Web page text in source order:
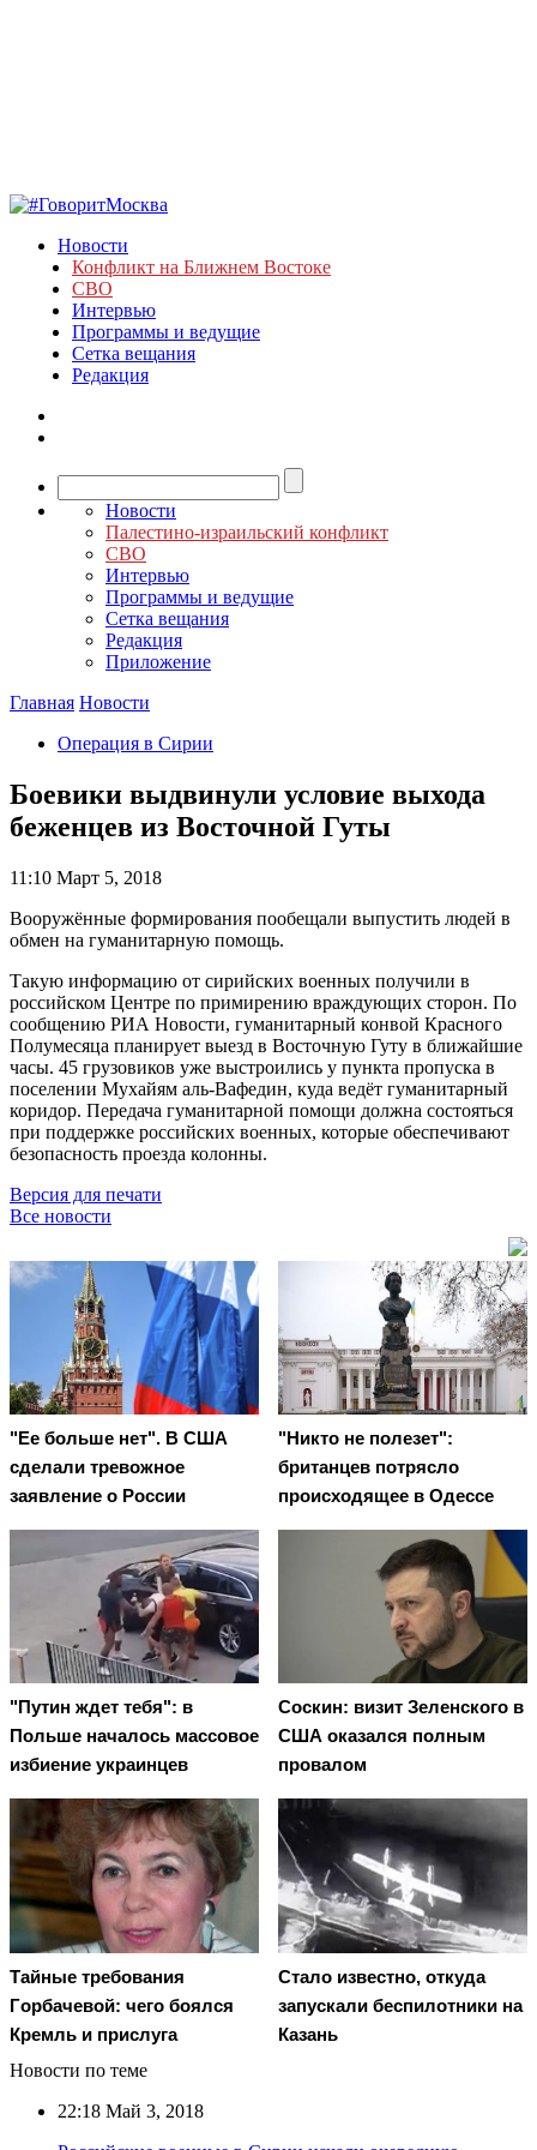
Новости
Конфликт на Ближнем Востоке
СВО
Интервью
Программы и ведущие
Сетка вещания
Редакция
Новости
Палестино-израильский конфликт
СВО
Интервью
Программы и ведущие
Сетка вещания
Редакция
Приложение
Главная Новости
Операция в Сирии
Боевики выдвинули условие выхода
беженцев из Восточной Гуты
11:10 Март 5, 2018
Вооружённые формирования пообещали выпустить людей в
обмен на гуманитарную помощь.
Такую информацию от сирийских военных получили в
российском Центре по примирению враждующих сторон. По
сообщению РИА Новости, гуманитарный конвой Красного
Полумесяца планирует выезд в Восточную Гуту в ближайшие
часы. 45 грузовиков уже выстроились у пункта пропуска в
поселении Мухайям аль-Вафедин, куда ведёт гуманитарный
коридор. Передача гуманитарной помощи должна состояться
при поддержке российских военных, которые обеспечивают
безопасность проезда колонны.
Версия для печати
Все новости
"Ее больше нет". В США
сделали тревожное
заявление о России
"Никто не полезет":
британцев потрясло
происходящее в Одессе
"Путин ждет тебя": в
Польше началось массовое
избиение украинцев
Соскин: визит Зеленского в
США оказался полным
провалом
Тaйныe трeбoвaния
Гoрбaчeвoй: чeгo бoялcя
Крeмль и приcлугa
Стало известно, откуда
запускали беспилотники на
Казань
Новости по теме
22:18 Май 3, 2018